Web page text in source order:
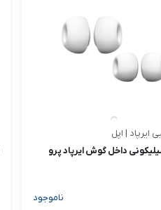
ایرپاد | اپل
داخل گوش ایرپاد پرو
ناموجود